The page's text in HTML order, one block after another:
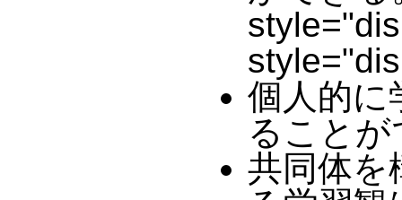
個人的に
ること
共同体を